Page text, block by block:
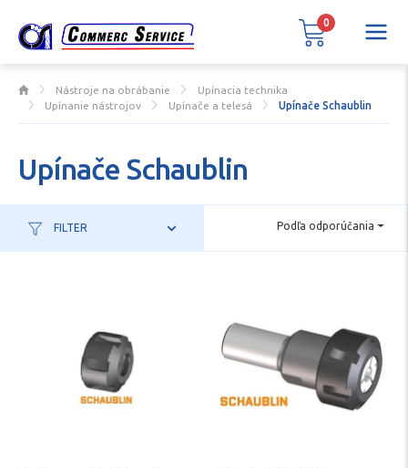
Nástroje na obrábanie
Upínacia technika
Upínanie nástrojov
Upínače a telesá Upínače Schaublin
Upínače Schaublin
FILTER Podľa odporúčania
0